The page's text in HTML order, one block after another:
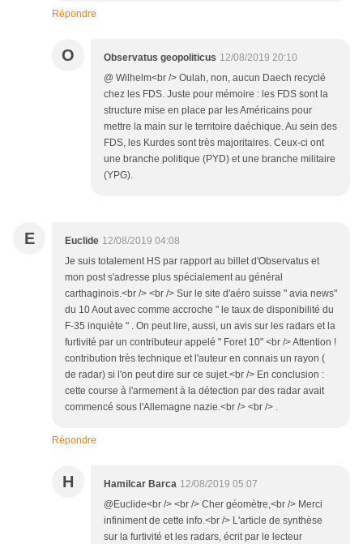
Répondre
O Observatus geopoliticus 12/08/2019 20:10
@ Wilhelm<br /> Oulah, non, aucun Daech recyclé
chez les FDS. Juste pour mémoire : les FDS sont la
structure mise en place par les Américains pour
mettre la main sur le territoire daéchique. Au sein des
FDS, les Kurdes sont très majoritaires. Ceux-ci ont
une branche politique (PYD) et une branche militaire
(YPG).
E Euclide 12/08/2019 04:08
Je suis totalement HS par rapport au billet d'Observatus et
mon post s'adresse plus spécialement au général
carthaginois.<br /> <br /> Sur le site d'aéro suisse " avia news"
du 10 Aout avec comme accroche " le taux de disponibilité du
F-35 inquiète " . On peut lire, aussi, un avis sur les radars et la
furtivité par un contributeur appelé " Foret 10" <br /> Attention !
contribution très technique et l'auteur en connais un rayon (
de radar) si l'on peut dire sur ce sujet.<br /> En conclusion :
cette course à l'armement à la détection par des radar avait
commencé sous l'Allemagne nazie.<br /> <br /> .
Répondre
H Hamilcar Barca 12/08/2019 05:07
@Euclide<br /> <br /> Cher géomètre,<br /> Merci
infiniment de cette info.<br /> L'article de synthèse
sur la furtivité et les radars, écrit par le lecteur